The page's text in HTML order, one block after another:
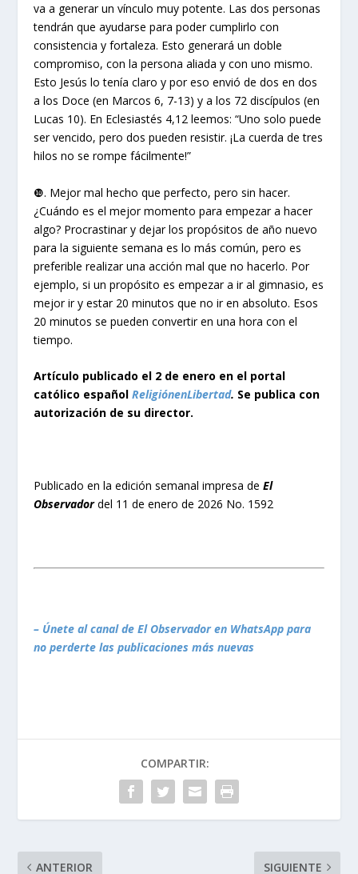
va a generar un vínculo muy potente. Las dos personas
tendrán que ayudarse para poder cumplirlo con
consistencia y fortaleza. Esto generará un doble
compromiso, con la persona aliada y con uno mismo.
Esto Jesús lo tenía claro y por eso envió de dos en dos
a los Doce (en Marcos 6, 7-13) y a los 72 discípulos (en
Lucas 10). En Eclesiastés 4,12 leemos: “Uno solo puede
ser vencido, pero dos pueden resistir. ¡La cuerda de tres
hilos no se rompe fácilmente!”
❿. Mejor mal hecho que perfecto, pero sin hacer.
¿Cuándo es el mejor momento para empezar a hacer
algo? Procrastinar y dejar los propósitos de año nuevo
para la siguiente semana es lo más común, pero es
preferible realizar una acción mal que no hacerlo. Por
ejemplo, si un propósito es empezar a ir al gimnasio, es
mejor ir y estar 20 minutos que no ir en absoluto. Esos
20 minutos se pueden convertir en una hora con el
tiempo.
Artículo publicado el 2 de enero en el portal
católico españolReligiónenLibertad. Se publica con
autorización de su director.
Publicado en la edición semanal impresa deEl
Observadordel 11 de enero de 2026 No. 1592
– Únete al canal de El Observador en WhatsApp para
no perderte las publicaciones más nuevas
COMPARTIR:
ANTERIOR SIGUIENTE